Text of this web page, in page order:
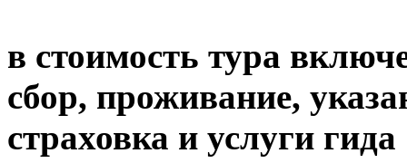
в стоимость тура
сбор, проживание,
страховка и услуги гида